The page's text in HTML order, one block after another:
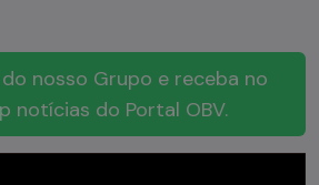
nosso Grupo e receba no
notícias do Portal OBV.